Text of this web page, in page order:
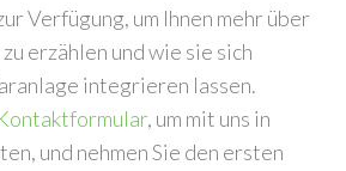
Verfügung, um Ihnen mehr über
erzählen und wie sie sich
integrieren lassen.
, um mit uns in
und nehmen Sie den ersten